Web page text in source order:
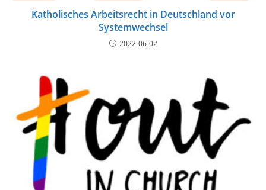
Katholisches Arbeitsrecht in Deutschland vor
Systemwechsel
2022-06-02